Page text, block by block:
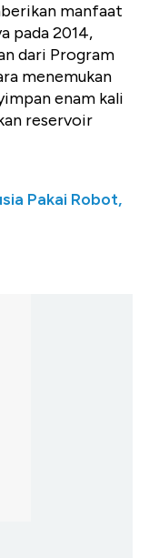
manfaat
pada 2014,
dari Program
menemukan
enam kali
reservoir
Pakai Robot,